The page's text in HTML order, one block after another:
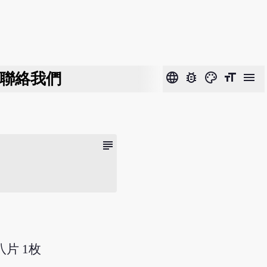
絡我們 language bug_report color_lens format_size menu
subject
片 1枚